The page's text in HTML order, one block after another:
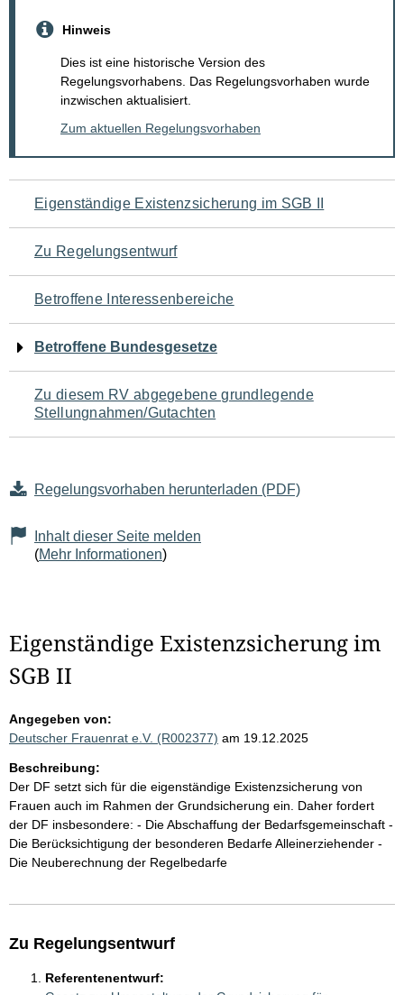
Hinweis
Dies ist eine historische Version des
Regelungsvorhabens. Das Regelungsvorhaben wurde
inzwischen aktualisiert.
Zum aktuellen Regelungsvorhaben
Navigation
für
den
Seiteninhalt
Eigenständige Existenzsicherung im SGB II
Zu Regelungsentwurf
Betroffene Interessenbereiche
Betroffene Bundesgesetze
Zu diesem RV abgegebene grundlegende
Stellungnahmen/Gutachten
Regelungsvorhaben herunterladen (PDF)
Inhalt dieser Seite melden
(Mehr Informationen)
Eigenständige Existenzsicherung im
SGB II
Angegeben von:
Deutscher Frauenrat e.V. (R002377) am 19.12.2025
Beschreibung:
Der DF setzt sich für die eigenständige Existenzsicherung von
Frauen auch im Rahmen der Grundsicherung ein. Daher fordert
der DF insbesondere: - Die Abschaffung der Bedarfsgemeinschaft -
Die Berücksichtigung der besonderen Bedarfe Alleinerziehender -
Die Neuberechnung der Regelbedarfe
Zu Regelungsentwurf
Referentenentwurf: